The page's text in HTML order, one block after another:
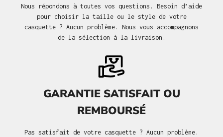
Nous répondons à toutes vos questions. Besoin d’aide
pour choisir la taille ou le style de votre
casquette ? Aucun problème. Nous vous accompagnons
de la sélection à la livraison.
GARANTIE SATISFAIT OU
REMBOURSÉ
Pas satisfait de votre casquette ? Aucun problème.